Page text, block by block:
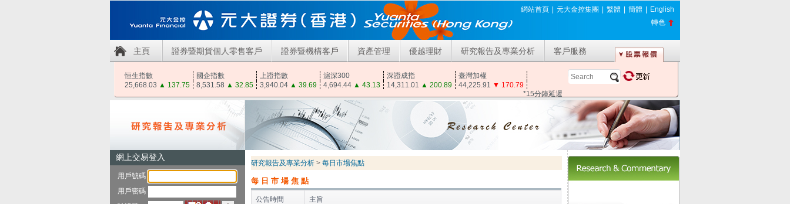
網站首頁 元大金控集團 繁體 簡體
English
轉色
主頁 證券暨期貨個人零售客戶 證券暨機構客戶 資產管理 優越理財 研究報告及專業分析 客戶服務
恒生指數 國企指數 上證指數 滬深300 深證成指
臺灣加權
25,668.03 ▲ 137.75 8,531.58 ▲ 32.85 3,940.04 ▲ 39.69 4,694.44 ▲ 43.13 14,311.01 ▲ 200.89 44,225.91 ▼ 170.79
*15分鐘延遲
研究報告及專業分析 > 每日市場焦點
每日市場焦點
公告時間
主旨